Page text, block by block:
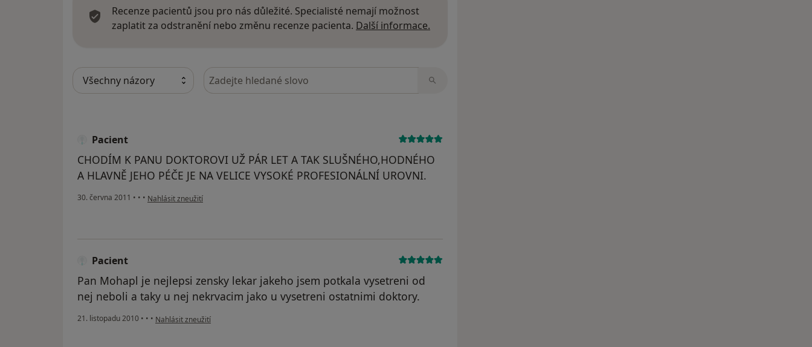
Recenze pacientů jsou pro nás důležité. Specialisté nemají možnost
zaplatit za odstranění nebo změnu recenze pacienta. Další informace.
Hledejte v názorech
Pacient
CHODÍM K PANU DOKTOROVI UŽ PÁR LET A TAK SLUŠNÉHO,HODNÉHO
A HLAVNĚ JEHO PÉČE JE NA VELICE VYSOKÉ PROFESIONÁLNÍ UROVNI.
30. června 2011 • • • podle názoru uživatele Pacient
Nahlásit zneužití
Pacient
Pan Mohapl je nejlepsi zensky lekar jakeho jsem potkala vysetreni od
nej neboli a taky u nej nekrvacim jako u vysetreni ostatnimi doktory.
21. listopadu 2010 • • • podle názoru uživatele Pacient
Nahlásit zneužití